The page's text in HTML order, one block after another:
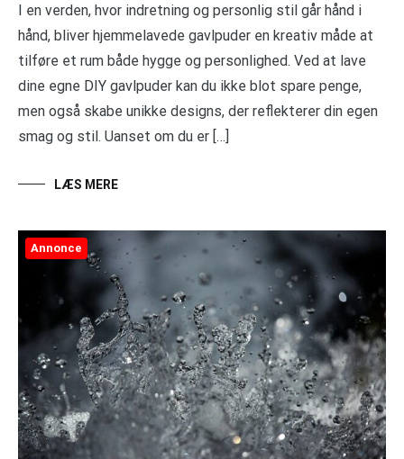
I en verden, hvor indretning og personlig stil går hånd i
hånd, bliver hjemmelavede gavlpuder en kreativ måde at
tilføre et rum både hygge og personlighed. Ved at lave
dine egne DIY gavlpuder kan du ikke blot spare penge,
men også skabe unikke designs, der reflekterer din egen
smag og stil. Uanset om du er […]
LÆS MERE
Annonce